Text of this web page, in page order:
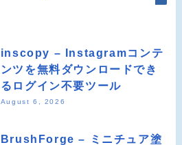
inscopy – Instagramコンテ
ンツを無料ダウンロードでき
るログイン不要ツール
August 6, 2026
BrushForge – ミニチュア塗